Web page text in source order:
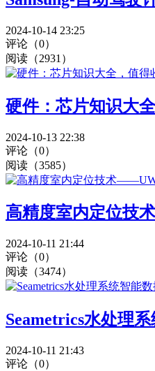
2024-10-14 23:25
评论（0）
阅读（2931）
硬件：芯片知识大
2024-10-13 22:38
评论（0）
阅读（3585）
高精度室内定位技
2024-10-11 21:44
评论（0）
阅读（3474）
Seametrics水处理
2024-10-11 21:43
评论（0）